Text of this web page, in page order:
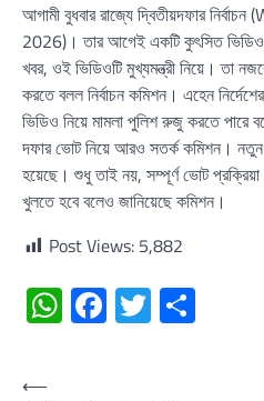
আগামী বুধবার রাজ্যে দ্বিতীয়দফার
2026)। তার আগেই একটি কুৎসিত ভিডিও
খবর, ওই ভিডিওটি মুখ্যমন্ত্রী নিয়ে। তা
করতে বলল নির্বাচন কমিশন। এহেন
ভিডিও নিয়ে মামলা পুলিশ রুজু করতে পারে
দফার ভোট নিয়ে আরও সতর্ক কমিশন। নতুন
হয়েছে। শুধু তাই নয়, সম্পূর্ণ ভোট প্রক্রিয়া
খুলতে হবে বলেও জানিয়েছে কমিশন।
Post Views: 5,882
WhatsApp
Facebook
Twitter
Post
⟵